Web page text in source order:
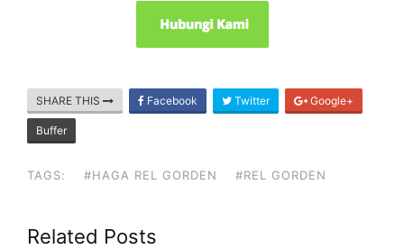
SHARE THIS Facebook Twitter Google+
Buffer
TAGS: #HAGA REL GORDEN #REL GORDEN
Related Posts